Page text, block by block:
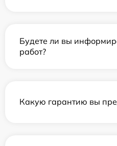
Будете ли вы
работ?
Какую гарантию вы